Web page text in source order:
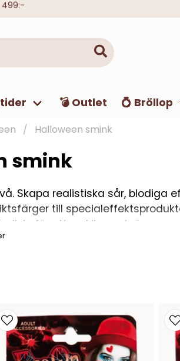
eller Swish
💣 Outlet 💍 Bröllop
Halloween smink
smink
Skapa realistiska sår, blodiga
till
in för att verkligen skrämma,
för den fulländade